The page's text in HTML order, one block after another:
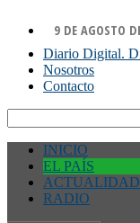
9 DE AGOSTO
Diario Digital.
Nosotros
Contacto
INICIO
EL PAÍS
ACTUALIDAD
RADIO